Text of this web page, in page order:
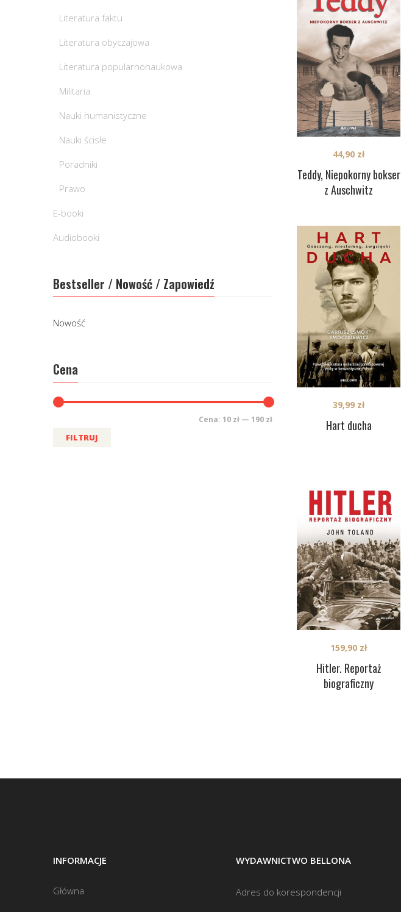
Teddy, Niepokorny bokser
z Auschwitz
44,90 zł
Hart ducha
39,99 zł
Hitler. Reportaż
biograficzny
159,90 zł
Literatura faktu
Literatura obyczajowa
Literatura popularnonaukowa
Militaria
Nauki humanistyczne
Nauki ścisłe
Poradniki
Prawo
E-booki
Audiobooki
Bestseller / Nowość / Zapowiedź
Nowość
Cena
FILTRUJ
Cena: 10 zł — 190 zł
INFORMACJE
Główna
WYDAWNICTWO BELLONA
Adres do korespondencji